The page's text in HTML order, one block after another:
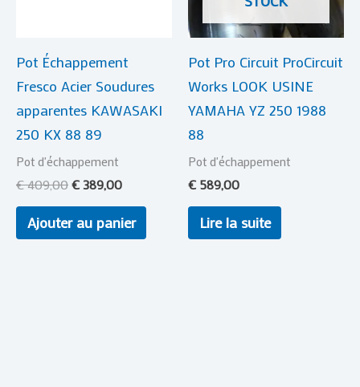
Pot Échappement
Fresco Acier Soudures
apparentes KAWASAKI
250 KX 88 89
Pot d'échappement
€409,00€ 389,00
Ajouter au panier
Pot Pro Circuit ProCircuit
Works LOOK USINE
YAMAHA YZ 250 1988
88
Pot d'échappement
€ 589,00
Lire la suite